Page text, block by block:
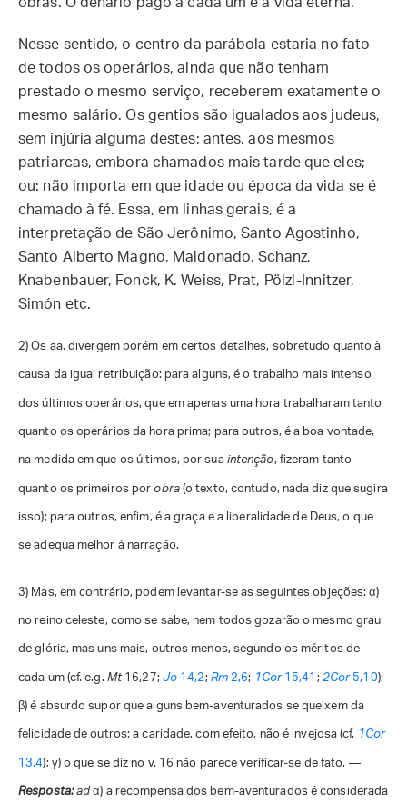
Nesse sentido, o centro da parábola estaria no fato
de todos os operários, ainda que não tenham
prestado o mesmo serviço, receberem exatamente o
mesmo salário. Os gentios são igualados aos judeus,
sem injúria alguma destes; antes, aos mesmos
patriarcas, embora chamados mais tarde que eles;
ou: não importa em que idade ou época da vida se é
chamado à fé. Essa, em linhas gerais, é a
interpretação de São Jerônimo, Santo Agostinho,
Santo Alberto Magno, Maldonado, Schanz,
Knabenbauer, Fonck, K. Weiss, Prat, Pölzl-Innitzer,
Simón etc.
2) Os aa. divergem porém em certos detalhes, sobretudo quanto à
causa da igual retribuição: para alguns, é o trabalho mais intenso
dos últimos operários, que em apenas uma hora trabalharam tanto
quanto os operários da hora prima; para outros, é a boa vontade,
na medida em que os últimos, por sua intenção, fizeram tanto
quanto os primeiros porobra(o texto, contudo, nada diz que sugira
isso); para outros, enfim, é a graça e a liberalidade de Deus, o que
se adequa melhor à narração.
3) Mas, em contrário, podem levantar-se as seguintes objeções: α)
no reino celeste, como se sabe, nem todos gozarão o mesmo grau
de glória, mas uns mais, outros menos, segundo os méritos de
cada um (cf. e.g. Mt 16,27; Jo 14,2; Rm2,6; 1Cor15,41 ; 2Cor5,10);
β) é absurdo supor que alguns bem-aventurados se queixem da
felicidade de outros: a caridade, com efeito, não é invejosa (cf. 1Cor
13,4); γ) o que se diz no v. 16 não parece verificar-se de fato. —
Resposta: ad α) a recompensa dos bem-aventurados é considerada